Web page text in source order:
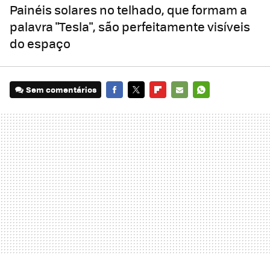
Painéis solares no telhado, que formam a
palavra "Tesla", são perfeitamente visíveis
do espaço
Sem comentários
MAIL